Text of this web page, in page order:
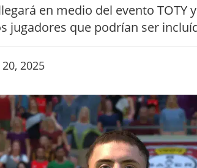
en medio del evento
jugadores que podrían ser
20, 2025